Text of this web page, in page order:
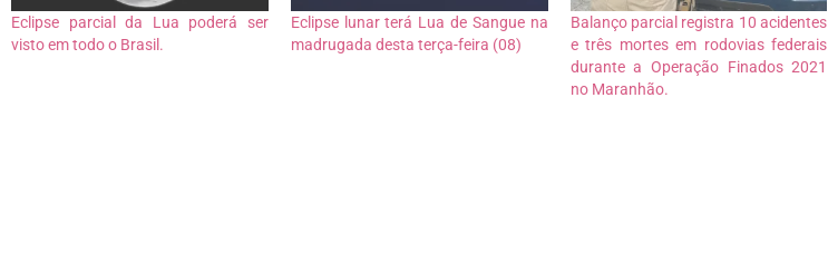
Eclipse parcial da Lua poderá ser
visto em todo o Brasil.
Eclipse lunar terá Lua de Sangue na
madrugada desta terça-feira (08)
Balanço parcial registra 10 acidentes
e três mortes em rodovias federais
durante a Operação Finados 2021
no Maranhão.